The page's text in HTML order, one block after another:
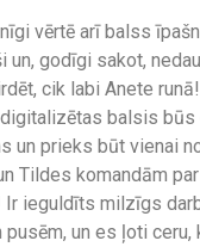
vērtē arī balss
un, godīgi sakot,
cik labi Anete
balsis būs
un prieks būt vienai
Tildes komandām
Ir ieguldīts milzīgs
un es ļoti ceru,